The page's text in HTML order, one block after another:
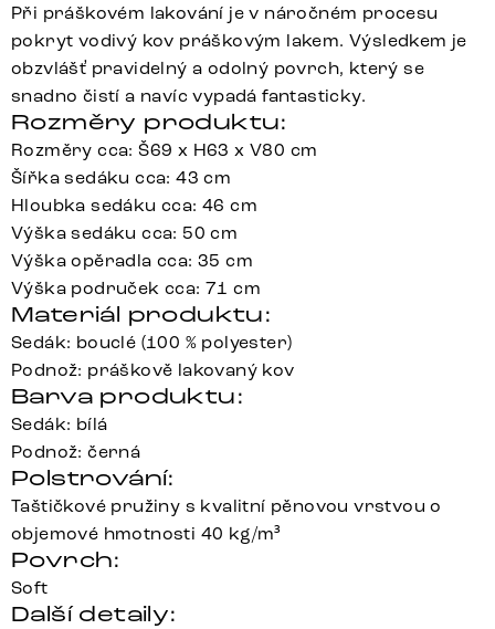
Při práškovém lakování je v náročném procesu
pokryt vodivý kov práškovým lakem. Výsledkem je
obzvlášť pravidelný a odolný povrch, který se
snadno čistí a navíc vypadá fantasticky.
Rozměry produktu:
Rozměry cca: Š69 x H63 x V80 cm
Šířka sedáku cca: 43 cm
Hloubka sedáku cca: 46 cm
Výška sedáku cca: 50 cm
Výška opěradla cca: 35 cm
Výška područek cca: 71 cm
Materiál produktu:
Sedák: bouclé (100 % polyester)
Podnož: práškově lakovaný kov
Barva produktu:
Sedák: bílá
Podnož: černá
Polstrování:
Taštičkové pružiny s kvalitní pěnovou vrstvou o
objemové hmotnosti 40 kg/m³
Povrch:
Soft
Další detaily: